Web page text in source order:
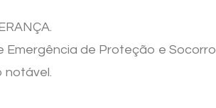
Emergência de Proteção e Socorro
notável.